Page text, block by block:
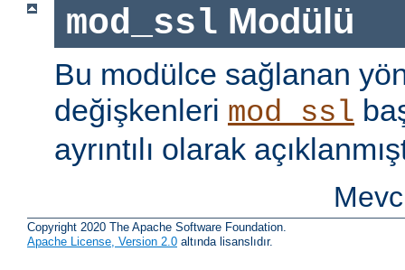
mod_ssl Modülü
Bu modülce sağlanan
değişkenleri mod_ssl
ayrıntılı olarak
Copyright 2020 The Apache Software Foundation.
Apache License, Version 2.0 altında lisanslıdır.